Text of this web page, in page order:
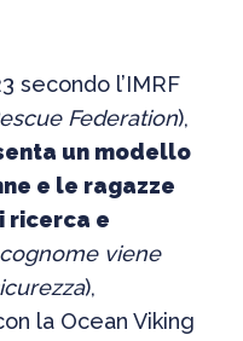
secondo l’IMRF
Federation),
un modello
e le ragazze
ricerca e
viene
),
la Ocean Viking